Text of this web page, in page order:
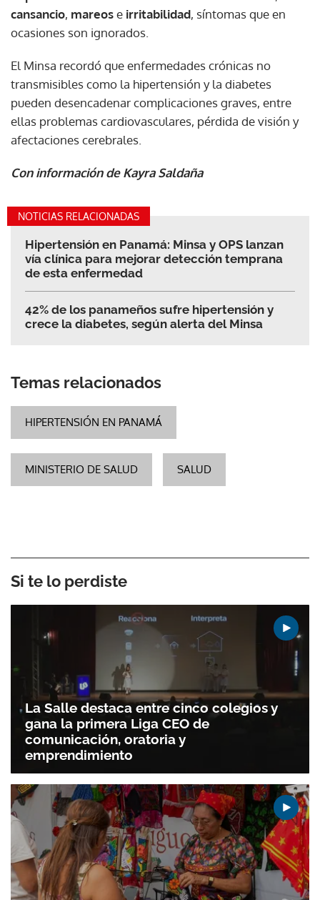
cansancio, mareose irritabilidad, síntomas que en
ocasiones son ignorados.
El Minsa recordó que enfermedades crónicas no
transmisibles como la hipertensión y la diabetes
pueden desencadenar complicaciones graves, entre
ellas problemas cardiovasculares, pérdida de visión y
afectaciones cerebrales.
Con información de Kayra Saldaña
NOTICIAS RELACIONADAS
Hipertensión en Panamá: Minsa y OPS lanzan
vía clínica para mejorar detección temprana
de esta enfermedad
42% de los panameños sufre hipertensión y
crece la diabetes, según alerta del Minsa
Temas relacionados
HIPERTENSIÓN EN PANAMÁ
MINISTERIO DE SALUD SALUD
Si te lo perdiste
La Salle destaca entre cinco colegios y
gana la primera Liga CEO de
comunicación, oratoria y
emprendimiento